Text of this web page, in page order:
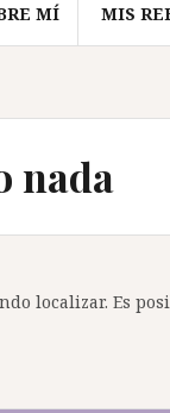
MÍ MIS
nada
localizar. Es